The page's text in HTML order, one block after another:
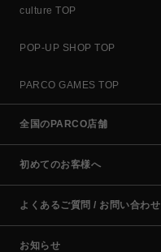
culture TOP
POP-UP SHOP TOP
PARCO GAMES TOP
全国のPARCO店舗
初めてのお客様へ
よくあるご質問 / お問い合わせ
お知らせ